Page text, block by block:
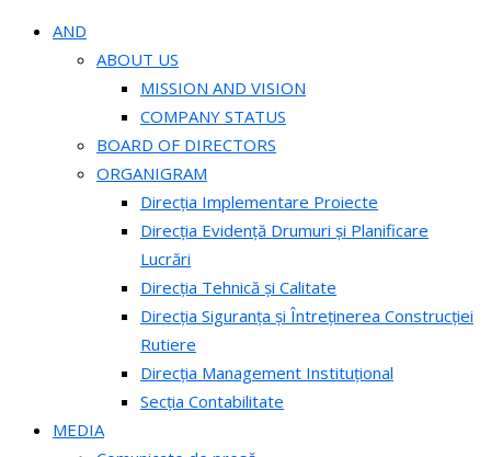
AND
ABOUT US
MISSION AND VISION
COMPANY STATUS
BOARD OF DIRECTORS
ORGANIGRAM
Direcția Implementare Proiecte
Direcția Evidență Drumuri și Planificare
Lucrări
Direcția Tehnică și Calitate
Direcția Siguranța și Întreținerea Construcției
Rutiere
Direcția Management Instituțional
Secția Contabilitate
MEDIA